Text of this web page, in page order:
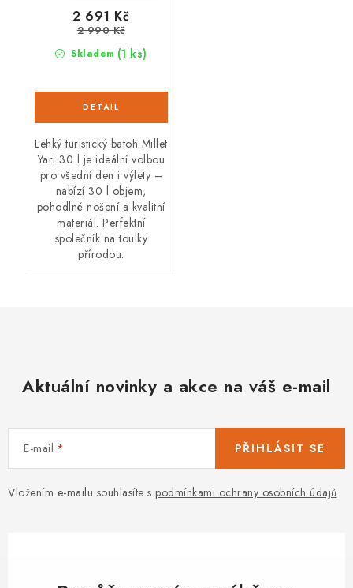
Skladem (1 ks)
2 691 Kč
2 990 Kč
Lehký turistický batoh Millet
Yari 30 l je ideální volbou
pro všední den i výlety –
nabízí 30 l objem,
pohodlné nošení a kvalitní
materiál. Perfektní
společník na toulky
přírodou.
Aktuální novinky a akce na váš e-mail
E-mail
Vložením e-mailu souhlasíte s podmínkami ochrany osobních údajů
PŘIHLÁSIT SE